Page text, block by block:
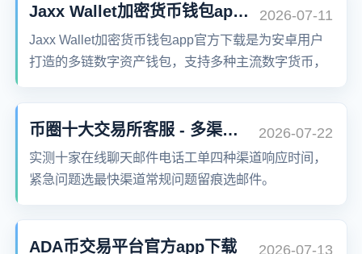
式，并提供详尽的市场资讯，帮助用户把握最佳的投
资时机。同时，软件具备强大的分析能力，助力用户
全面掌握市场行情和交易模式。
Jaxx Wallet加密货币钱包app官方下载 2026-07-11
Jaxx Wallet加密货币钱包app官方下载是为安卓用户
打造的多链数字资产钱包，支持多种主流数字货币，
币圈十大交易所客服 - 多渠道响应时效 2026-07-22
实测十家在线聊天邮件电话工单四种渠道响应时间，
紧急问题选最快渠道常规问题留痕选邮件。
ADA币交易平台官方app下载 2026-07-13